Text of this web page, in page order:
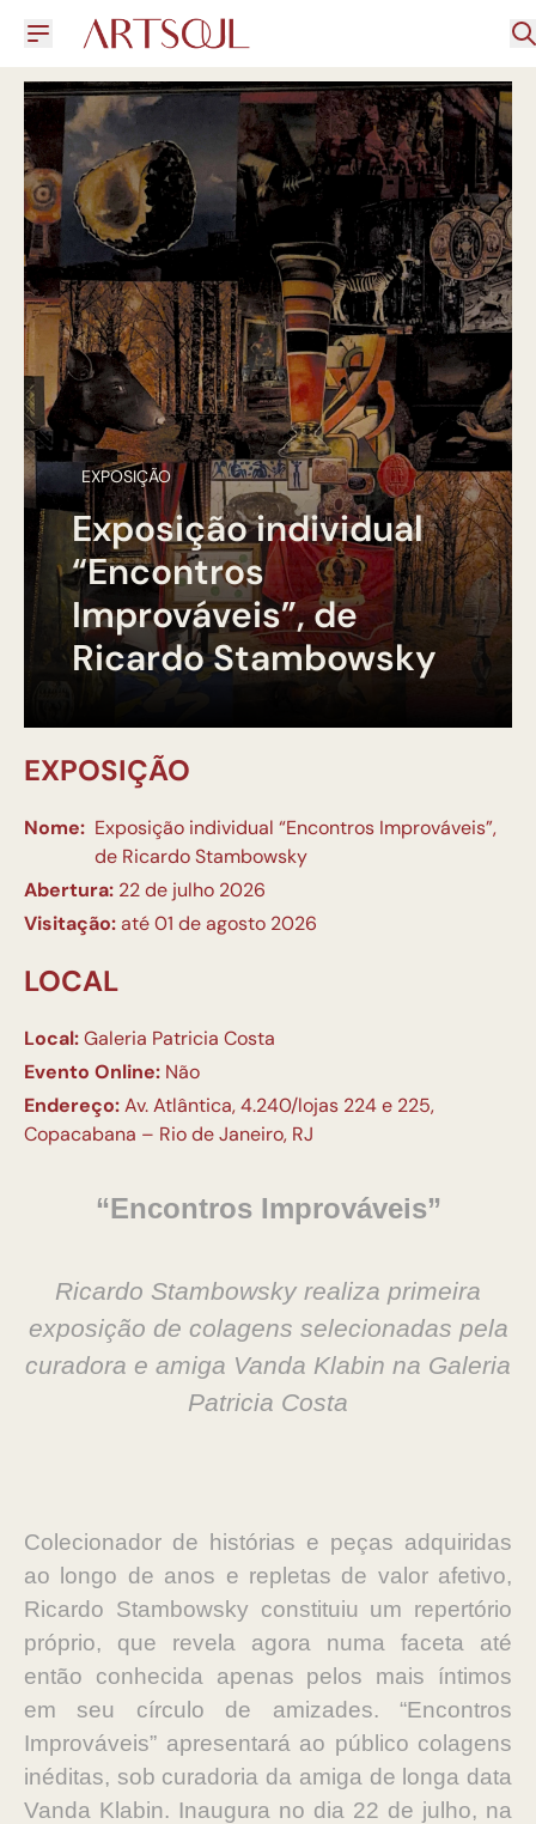
EXPOSIÇÃO
Exposição individual
“Encontros
Improváveis”, de
Ricardo Stambowsky
EXPOSIÇÃO
Nome: Exposição individual “Encontros Improváveis”,
de Ricardo Stambowsky
Abertura: 22 de julho 2026
Visitação:até 01 de agosto 2026
LOCAL
Local:Galeria Patricia Costa
Evento Online: Não
Endereço:Av. Atlântica, 4.240/lojas 224 e 225,
Copacabana – Rio de Janeiro, RJ
“Encontros Improváveis”
Ricardo Stambowsky realiza primeira
exposição de colagens selecionadas pela
curadora e amiga Vanda Klabin na Galeria
Patricia Costa
Colecionador de histórias e peças adquiridas
ao longo de anos e repletas de valor afetivo,
Ricardo Stambowsky constituiu um repertório
próprio, que revela agora numa faceta até
então conhecida apenas pelos mais íntimos
em seu círculo de amizades. “Encontros
Improváveis” apresentará ao público colagens
inéditas, sob curadoria da amiga de longa data
Vanda Klabin. Inaugura no dia 22 de julho, na